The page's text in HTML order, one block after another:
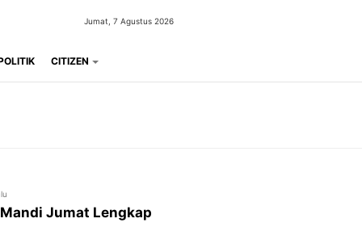
Jumat, 7 Agustus 2026
CITIZEN
Jumat Lengkap